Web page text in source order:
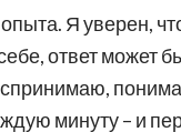
Я уверен,
ответ может
минуту – и